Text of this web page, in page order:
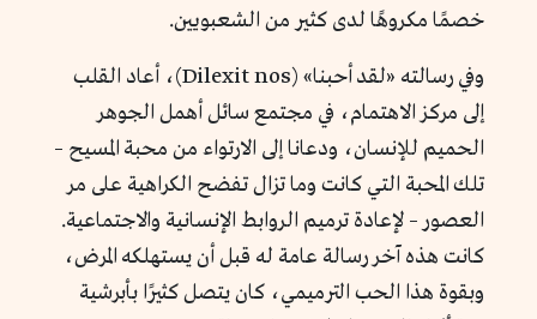
خصمًا مكروهًا لدى كثير من الشعبويين.
وفي رسالته «لقد أحبنا» (Dilexit nos)، أعاد القلب
إلى مركز الاهتمام، في مجتمع سائل أهمل الجوهر
الحميم للإنسان، ودعانا إلى الارتواء من محبة المسيح –
تلك المحبة التي كانت وما تزال تفضح الكراهية على مر
العصور – لإعادة ترميم الروابط الإنسانية والاجتماعية.
كانت هذه آخر رسالة عامة له قبل أن يستهلكه المرض،
وبقوة هذا الحب الترميمي، كان يتصل كثيرًا بأبرشية